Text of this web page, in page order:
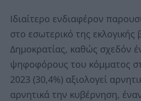
Ιδιαίτερο ενδιαφέρον
στο εσωτερικό της
Δημοκρατίας, καθώς σχεδόν
ψηφοφόρους του κόμματος
2023 (30,4%) αξιολογεί
αρνητικά την κυβέρνηση,